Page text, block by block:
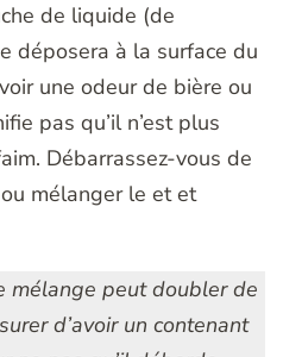
de liquide (de
déposera à la surface du
une odeur de bière ou
pas qu’il n’est plus
Débarrassez-vous de
mélanger le et et
mélange peut doubler de
d’avoir un contenant